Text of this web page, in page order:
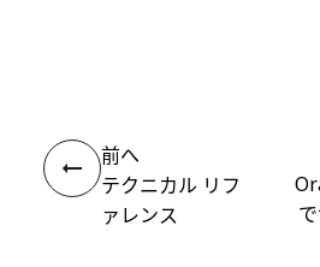
前へ
テクニカル リフ
ァレンス